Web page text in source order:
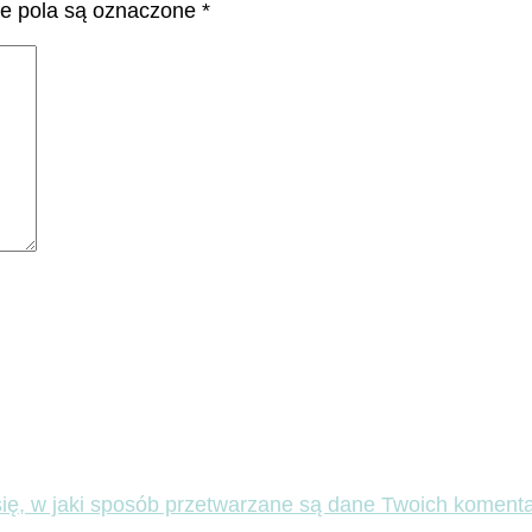
pola są oznaczone *
w jaki sposób przetwarzane są dane Twoich